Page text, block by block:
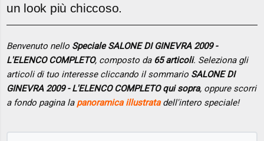
un look più chiccoso.
Benvenuto nello Speciale SALONE DI GINEVRA 2009 -
L'ELENCO COMPLETO, composto da 65 articoli. Seleziona gli
articoli di tuo interesse cliccando il sommario SALONE DI
GINEVRA 2009 - L'ELENCO COMPLETO qui sopra, oppure scorri
a fondo pagina la panoramica illustratadell'intero speciale!